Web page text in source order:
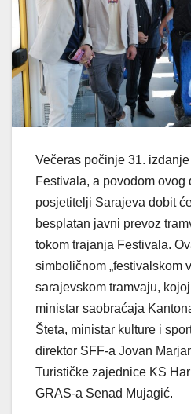
Večeras počinje 31.
Festivala, a povodom ovog
posjetitelji Sarajeva dobit
besplatan javni prevoz
tokom trajanja Festivala.
simboličnom „festivalskom
sarajevskom tramvaju,
ministar saobraćaja
Šteta, ministar kulture i
direktor SFF-a Jovan
Turističke zajednice KS
GRAS-a Senad Mujagić.